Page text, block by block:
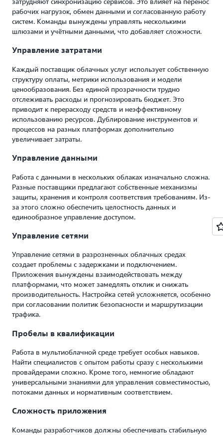
рабочих нагрузок, обмен данными и согласованную работу
систем. Команды вынуждены управлять несколькими
шлюзами и учётными данными, что добавляет сложности.
Управление затратами
Каждый поставщик облачных услуг использует собственную
структуру оплаты, метрики использования и модели
ценообразования. Без единой прозрачности трудно
отслеживать расходы и прогнозировать бюджет. Это
приводит к перерасходу средств и неэффективному
использованию ресурсов. Дублирование инструментов и
процессов на разных платформах дополнительно
увеличивает затраты.
Управление данными
Работа с данными в нескольких облаках изначально сложна.
Разные поставщики предлагают собственные механизмы
защиты, хранения и контроля соответствия требованиям. Из-
за этого сложно обеспечить целостность данных и
единообразное управление доступом.
Управление сетями
Управление сетями в разрозненных облачных средах
создает проблемы с задержками и подключением.
Приложения вынуждены взаимодействовать между
платформами, что может замедлять отклик и снижать
производительность. Настройка сетей усложняется, особенно
при согласовании политик безопасности и маршрутизации
трафика.
Пробелы в квалификации
Работа в мультиоблачной среде требует особых навыков.
Найти специалистов с опытом работы сразу с несколькими
провайдерами сложно. Кроме того, немногие обладают
универсальными знаниями для управления совместимостью,
потоками данных и нормативным соответствием.
Сложность приложения
Команды разработчиков должны обеспечивать стабильную